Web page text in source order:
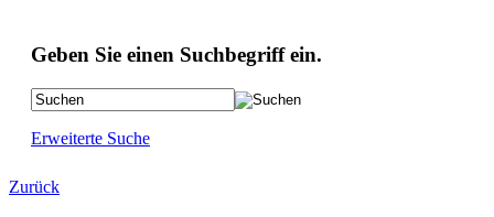
Geben Sie einen Suchbegriff ein.
Erweiterte Suche
Zurück